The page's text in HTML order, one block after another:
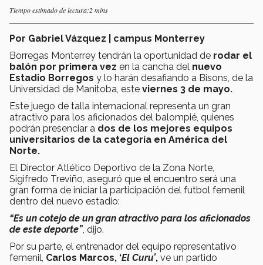
Tiempo estimado de lectura:2 mins
Por Gabriel Vázquez | campus Monterrey
Borregas Monterrey tendrán la oportunidad de rodar el
balón por primera vez en la cancha del nuevo
Estadio Borregos y lo harán desafiando a Bisons, de la
Universidad de Manitoba, este viernes 3 de mayo.
Este juego de talla internacional representa un gran
atractivo para los aficionados del balompié, quienes
podrán presenciar a dos de los mejores equipos
universitarios de la categoría en América del
Norte.
El Director Atlético Deportivo de la Zona Norte,
Sigifredo Treviño, aseguró que el encuentro será una
gran forma de iniciar la participación del futbol femenil
dentro del nuevo estadio:
“Es un cotejo de un gran atractivo para los aficionados
de este deporte”, dijo.
Por su parte, el entrenador del equipo representativo
femenil, Carlos Marcos, ‘El Curu’, ve un partido